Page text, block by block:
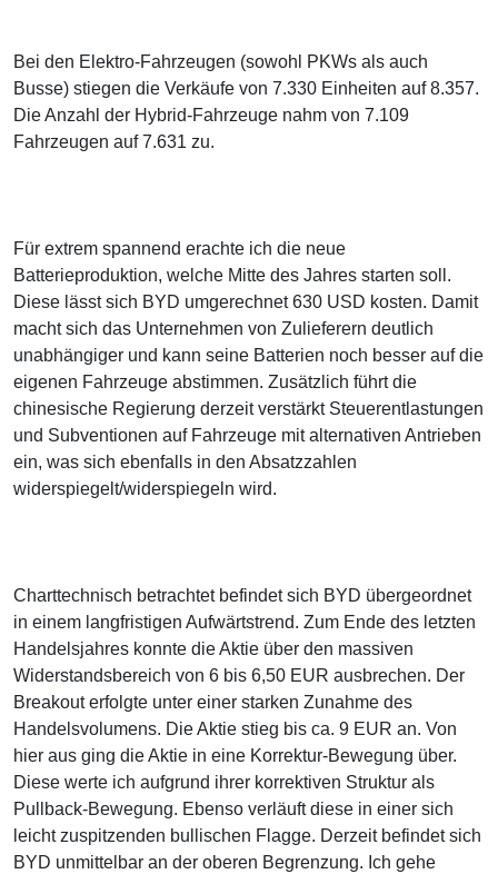
Bei den Elektro-Fahrzeugen (sowohl PKWs als auch
Busse) stiegen die Verkäufe von 7.330 Einheiten auf 8.357.
Die Anzahl der Hybrid-Fahrzeuge nahm von 7.109
Fahrzeugen auf 7.631 zu.
Für extrem spannend erachte ich die neue
Batterieproduktion, welche Mitte des Jahres starten soll.
Diese lässt sich BYD umgerechnet 630 USD kosten. Damit
macht sich das Unternehmen von Zulieferern deutlich
unabhängiger und kann seine Batterien noch besser auf die
eigenen Fahrzeuge abstimmen. Zusätzlich führt die
chinesische Regierung derzeit verstärkt Steuerentlastungen
und Subventionen auf Fahrzeuge mit alternativen Antrieben
ein, was sich ebenfalls in den Absatzzahlen
widerspiegelt/widerspiegeln wird.
Charttechnisch betrachtet befindet sich BYD übergeordnet
in einem langfristigen Aufwärtstrend. Zum Ende des letzten
Handelsjahres konnte die Aktie über den massiven
Widerstandsbereich von 6 bis 6,50 EUR ausbrechen. Der
Breakout erfolgte unter einer starken Zunahme des
Handelsvolumens. Die Aktie stieg bis ca. 9 EUR an. Von
hier aus ging die Aktie in eine Korrektur-Bewegung über.
Diese werte ich aufgrund ihrer korrektiven Struktur als
Pullback-Bewegung. Ebenso verläuft diese in einer sich
leicht zuspitzenden bullischen Flagge. Derzeit befindet sich
BYD unmittelbar an der oberen Begrenzung. Ich gehe